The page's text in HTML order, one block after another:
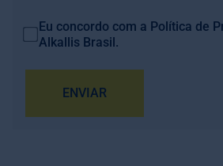
Eu concordo com a Política de
Alkallis Brasil.
ENVIAR